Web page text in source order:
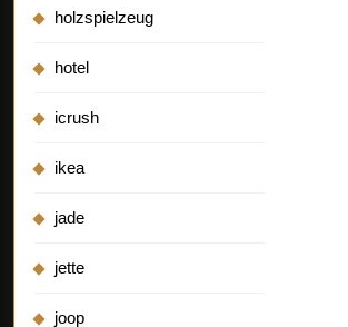
holzspielzeug
hotel
icrush
ikea
jade
jette
joop